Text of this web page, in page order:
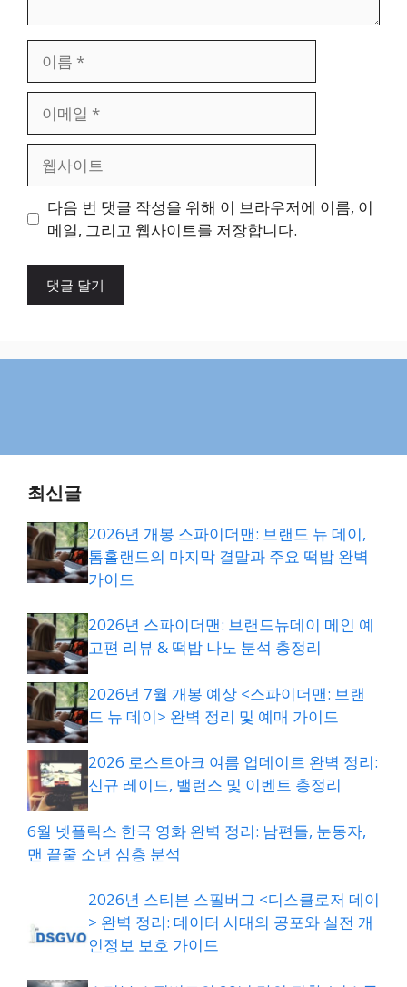
일
트
다음 번 댓글 작성을 위해 이 브라우저에 이름, 이
메일, 그리고 웹사이트를 저장합니다.
최신글
2026년 개봉 스파이더맨: 브랜드 뉴 데이,
톰홀랜드의 마지막 결말과 주요 떡밥 완벽
가이드
2026년 스파이더맨: 브랜드뉴데이 메인 예
고편 리뷰 & 떡밥 나노 분석 총정리
2026년 7월 개봉 예상 <스파이더맨: 브랜
드 뉴 데이> 완벽 정리 및 예매 가이드
2026 로스트아크 여름 업데이트 완벽 정리:
신규 레이드, 밸런스 및 이벤트 총정리
6월 넷플릭스 한국 영화 완벽 정리: 남편들, 눈동자,
맨 끝줄 소년 심층 분석
2026년 스티븐 스필버그 <디스클로저 데이
> 완벽 정리: 데이터 시대의 공포와 실전 개
인정보 보호 가이드